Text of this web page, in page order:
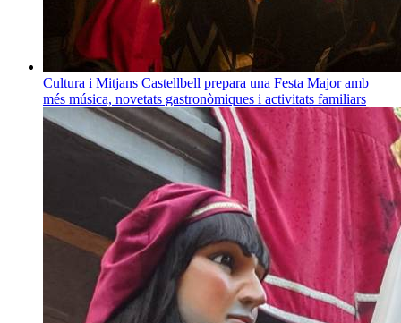
Cultura i Mitjans Castellbell prepara una Festa Major amb
més música, novetats gastronòmiques i activitats familiars